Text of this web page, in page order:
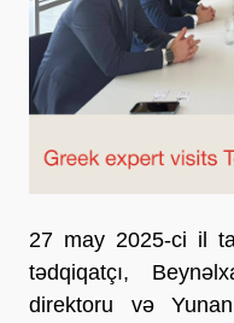
27 may 2025-ci il
tədqiqatçı,
direktoru və